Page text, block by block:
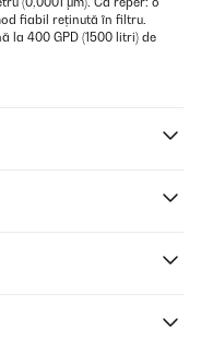
fiabil reținută în filtru.
la 400 GPD (1500 litri) de